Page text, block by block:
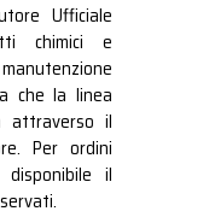
Ufficiale
chimici e
che la linea
attraverso il
Per ordini
il